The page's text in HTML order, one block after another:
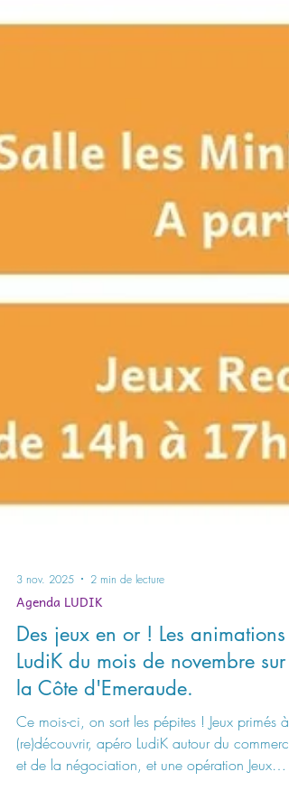
3 nov. 2025 2 min de lecture
Agenda LUDIK
Des jeux en or ! Les animations
LudiK du mois de novembre sur
la Côte d'Emeraude.